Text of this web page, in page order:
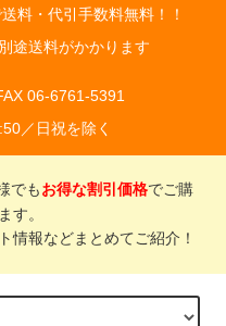
料・代引手数料無料！！
途送料がかかります
06-6761-5391
／日祝を除く
でもお得な割引価格でご購
す。
情報などまとめてご紹介！